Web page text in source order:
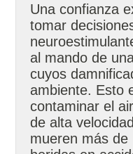
Una confianza
tomar
al mando de
cuyos
ambiente. Esto
contaminar el
de alta
mueren más de